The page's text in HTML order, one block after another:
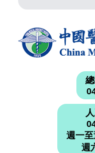
週一
週